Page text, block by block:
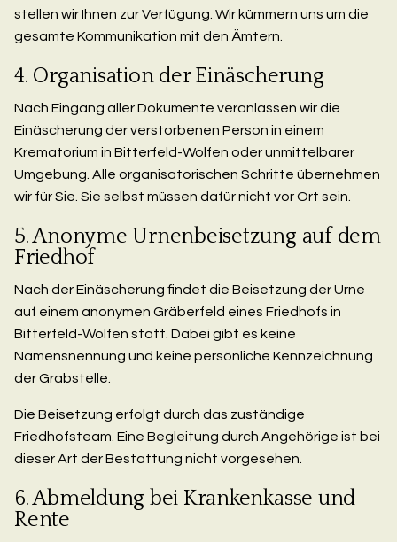
stellen wir Ihnen zur Verfügung. Wir kümmern uns um die
gesamte Kommunikation mit den Ämtern.
4. Organisation der Einäscherung
Nach Eingang aller Dokumente veranlassen wir die
Einäscherung der verstorbenen Person in einem
Krematorium in Bitterfeld-Wolfen oder unmittelbarer
Umgebung. Alle organisatorischen Schritte übernehmen
wir für Sie. Sie selbst müssen dafür nicht vor Ort sein.
5. Anonyme Urnenbeisetzung auf dem
Friedhof
Nach der Einäscherung findet die Beisetzung der Urne
auf einem anonymen Gräberfeld eines Friedhofs in
Bitterfeld-Wolfen statt. Dabei gibt es keine
Namensnennung und keine persönliche Kennzeichnung
der Grabstelle.
Die Beisetzung erfolgt durch das zuständige
Friedhofsteam. Eine Begleitung durch Angehörige ist bei
dieser Art der Bestattung nicht vorgesehen.
6. Abmeldung bei Krankenkasse und
Rente